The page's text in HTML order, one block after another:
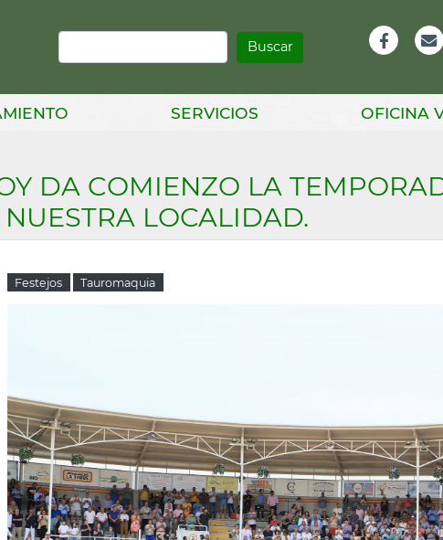
Buscar
SERVICIOS OFICINA
DA COMIENZO LA
NUESTRA LOCALIDAD.
Festejos Tauromaquia